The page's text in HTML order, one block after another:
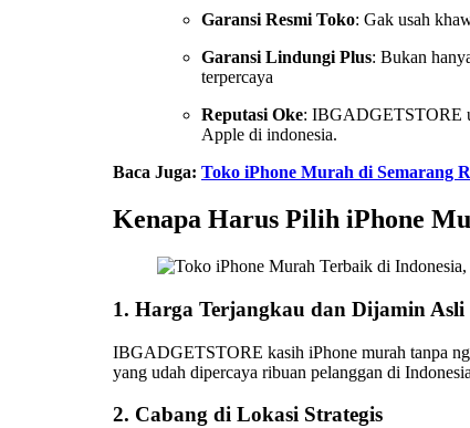
Garansi Resmi Toko: Gak usah
Garansi Lindungi Plus: Bukan
terpercaya
Reputasi Oke: IBGADGETSTORE
Apple di indonesia.
Baca Juga: Toko iPhone Murah di Semarang
Kenapa Harus Pilih iPhone
1. Harga Terjangkau dan Dijamin Asli
IBGADGETSTORE kasih iPhone murah tanpa
yang udah dipercaya ribuan pelanggan di
2. Cabang di Lokasi Strategis